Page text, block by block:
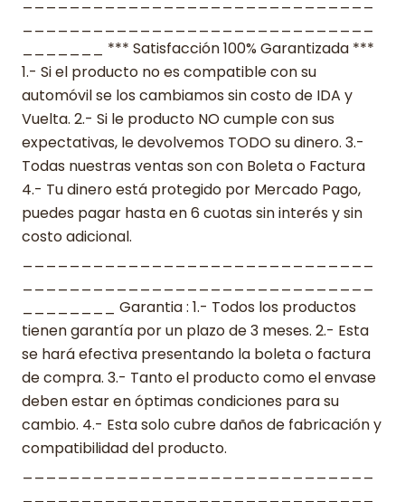
_______ *** Satisfacción 100% Garantizada ***
1.- Si el producto no es compatible con su
automóvil se los cambiamos sin costo de IDA y
Vuelta. 2.- Si le producto NO cumple con sus
expectativas, le devolvemos TODO su dinero. 3.-
Todas nuestras ventas son con Boleta o Factura
4.- Tu dinero está protegido por Mercado Pago,
puedes pagar hasta en 6 cuotas sin interés y sin
costo adicional.
________ Garantia : 1.- Todos los productos
tienen garantía por un plazo de 3 meses. 2.- Esta
se hará efectiva presentando la boleta o factura
de compra. 3.- Tanto el producto como el envase
deben estar en óptimas condiciones para su
cambio. 4.- Esta solo cubre daños de fabricación y
compatibilidad del producto.